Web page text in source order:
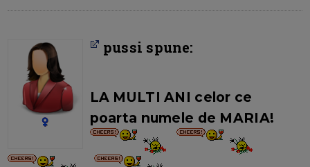
pussi spune:
LA MULTI ANI celor ce
poarta numele de MARIA!